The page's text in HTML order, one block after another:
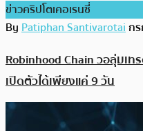
ข่าวคริปโตเคอเรนซี่
ByPatiphan Santivarotaiก
Robinhood Chain วอลุ่มเ
เปิดตัวได้เพียงแค่ 9 วัน